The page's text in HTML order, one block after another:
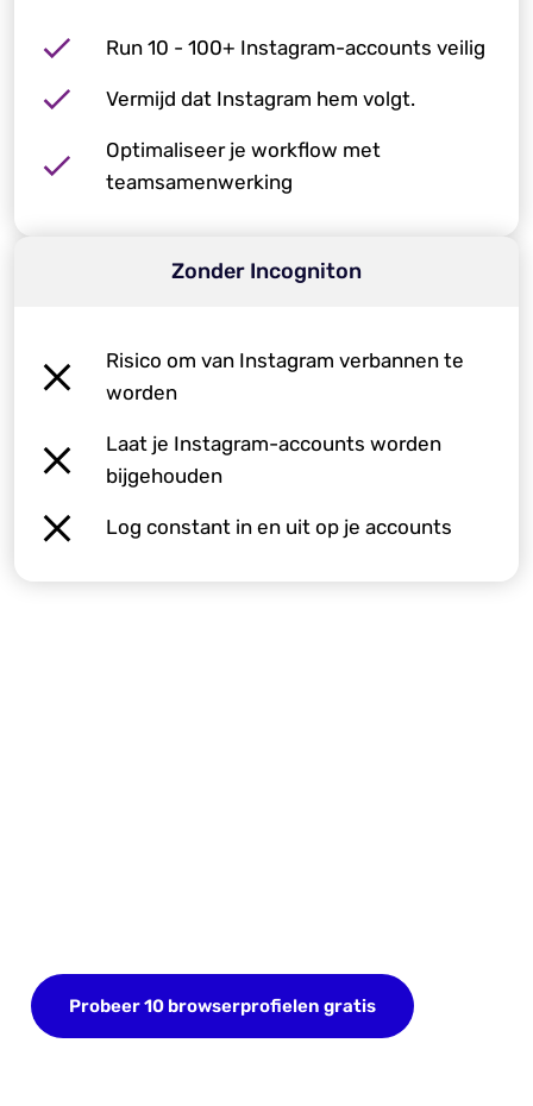
Run 10 - 100+ Instagram-accounts veilig
Vermijd dat Instagram hem volgt.
Optimaliseer je workflow met
teamsamenwerking
Zonder Incogniton
Risico om van Instagram verbannen te
worden
Laat je Instagram-accounts worden
bijgehouden
Log constant in en uit op je accounts
Probeer 10 browserprofielen gratis